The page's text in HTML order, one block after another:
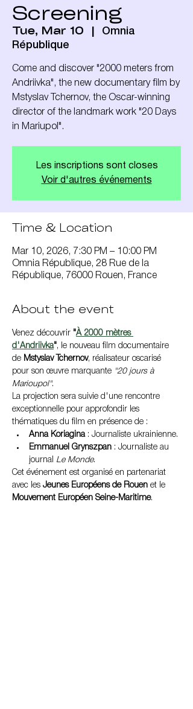
Screening
Tue, Mar 10
Omnia
République
Come and discover "2000 meters from
Andriivka", the new documentary film by
Mstyslav Tchernov, the Oscar-winning
director of the landmark work "20 Days
in Mariupol".
Les inscriptions sont closes
Voir d'autres événements
Time & Location
Mar 10, 2026, 7:30 PM – 10:00 PM
Omnia République, 28 Rue de la
République, 76000 Rouen, France
About the event
Venez découvrir "À 2000 mètres
d'Andriivka", le nouveau film documentaire
de Mstyslav Tchernov, réalisateur oscarisé
pour son œuvre marquante "20 jours à
Marioupol".
La projection sera suivie d'une rencontre
exceptionnelle pour approfondir les
thématiques du film en présence de :
Anna Koriagina : Journaliste ukrainienne.
Emmanuel Grynszpan : Journaliste au
journal Le Monde.
Cet événement est organisé en partenariat
avec les Jeunes Européens de Rouen et le
Mouvement Européen Seine-Maritime.